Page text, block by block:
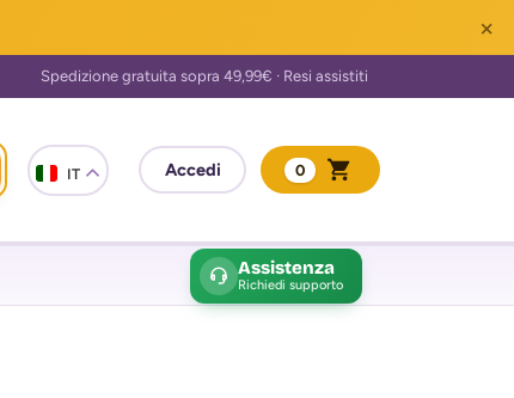
×
IT 0
Assistenza
Richiedi supporto